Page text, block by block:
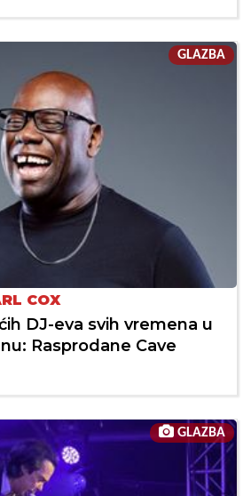
GLAZBA
COX
DJ-eva svih vremena u
Rasprodane Cave
GLAZBA